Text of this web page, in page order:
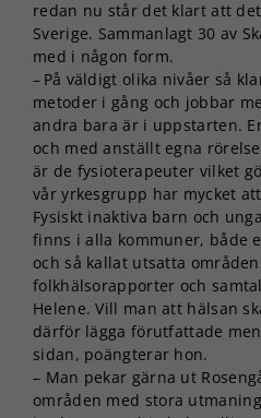
redan nu står det klart att
Sverige. Sammanlagt 30 av
med i någon form.
– På väldigt olika nivåer så
metoder i gång och jobbar
andra bara är i uppstarten.
och med anställt egna
är de fysioterapeuter vilket
vår yrkesgrupp har mycket
Fysiskt inaktiva barn och
finns i alla kommuner, både
och så kallat utsatta
folkhälsorapporter och
Helene. Vill man att hälsan
därför lägga förutfattade
sidan, poängterar hon.
– Man pekar gärna ut
områden med stora